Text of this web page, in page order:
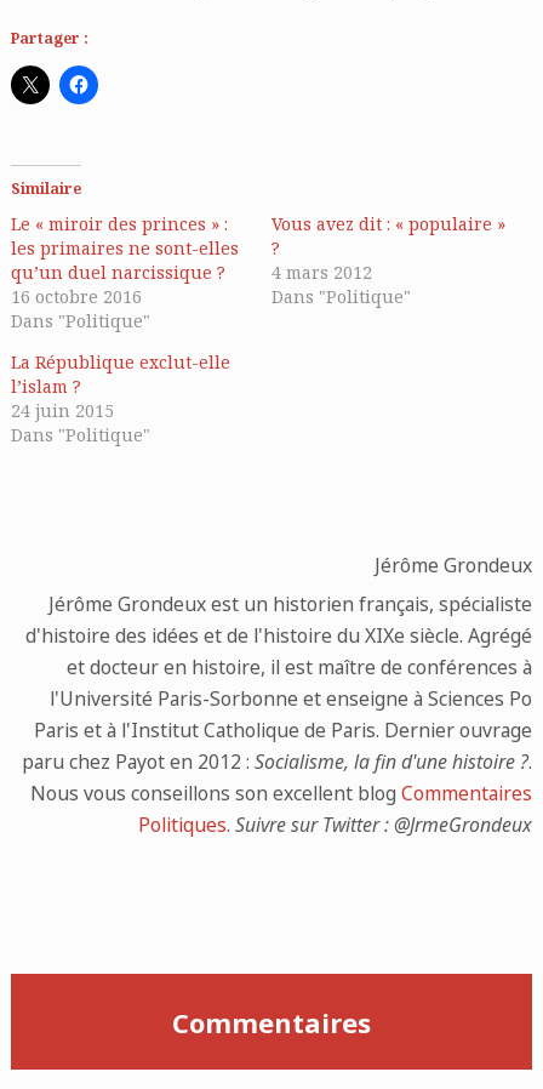
Partager :
Similaire
Le « miroir des princes » :
les primaires ne sont-elles
qu’un duel narcissique ?
16 octobre 2016
Dans "Politique"
Vous avez dit : « populaire »
?
4 mars 2012
Dans "Politique"
La République exclut-elle
l’islam ?
24 juin 2015
Dans "Politique"
Jérôme Grondeux
Jérôme Grondeux est un historien français, spécialiste
d'histoire des idées et de l'histoire du XIXe siècle. Agrégé
et docteur en histoire, il est maître de conférences à
l'Université Paris-Sorbonne et enseigne à Sciences Po
Paris et à l'Institut Catholique de Paris. Dernier ouvrage
paru chez Payot en 2012 :Socialisme, la fin d'une histoire ?.
Nous vous conseillons son excellent blogCommentaires
Politiques.Suivre sur Twitter : @JrmeGrondeux
Commentaires